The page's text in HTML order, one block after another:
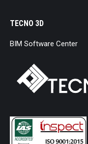
TECNO 3D
BIM Software Center